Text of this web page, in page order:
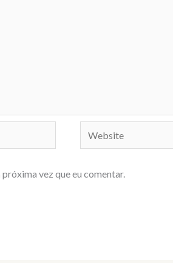
Website
vez que eu comentar.